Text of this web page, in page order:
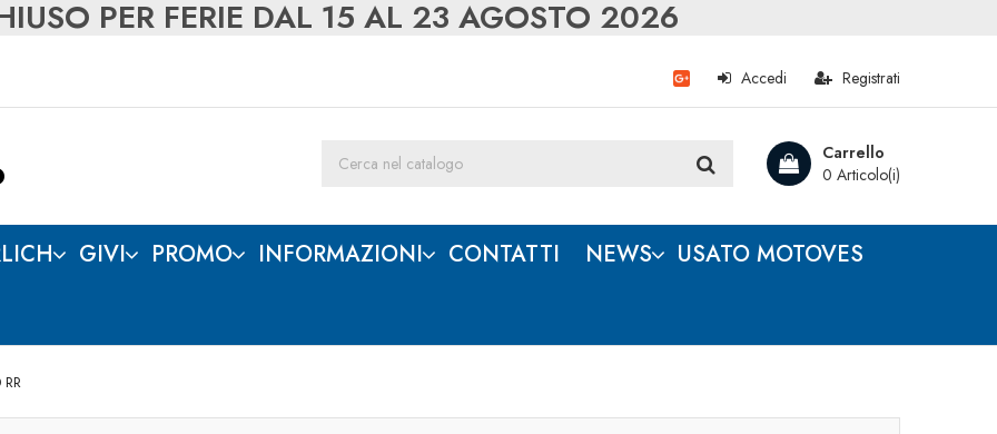
PER FERIE DAL 15 AL 23 AGOSTO 2026
Registrati
Accedi
Carrello
0 Articolo(i)
GIVI PROMO INFORMAZIONI CONTATTI NEWS USATO MOTOVES